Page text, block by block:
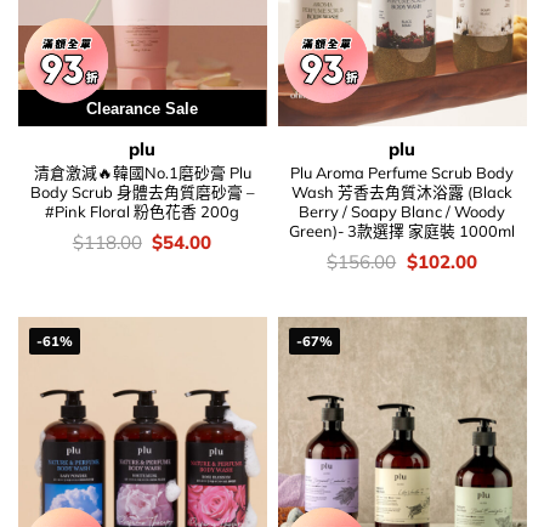
Clearance Sale
plu
清倉激減🔥韓國No.1磨砂膏 Plu
Body Scrub 身體去角質磨砂膏 –
#Pink Floral 粉色花香 200g
價
錢：
$118.00 Original
price
$54.00Current
plu
Plu Aroma Perfume Scrub Body
Wash 芳香去角質沐浴露 (Black
Berry / Soapy Blanc / Woody
Green)- 3款選擇 家庭裝 1000ml
價
錢：
$156.00 Original
price
$156.00.
$102.00Current
-61% -67%